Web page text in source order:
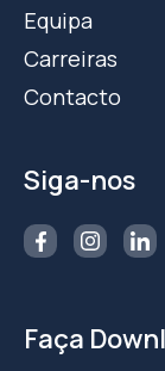
Equipa
Carreiras
Contacto
Siga-nos
Faça